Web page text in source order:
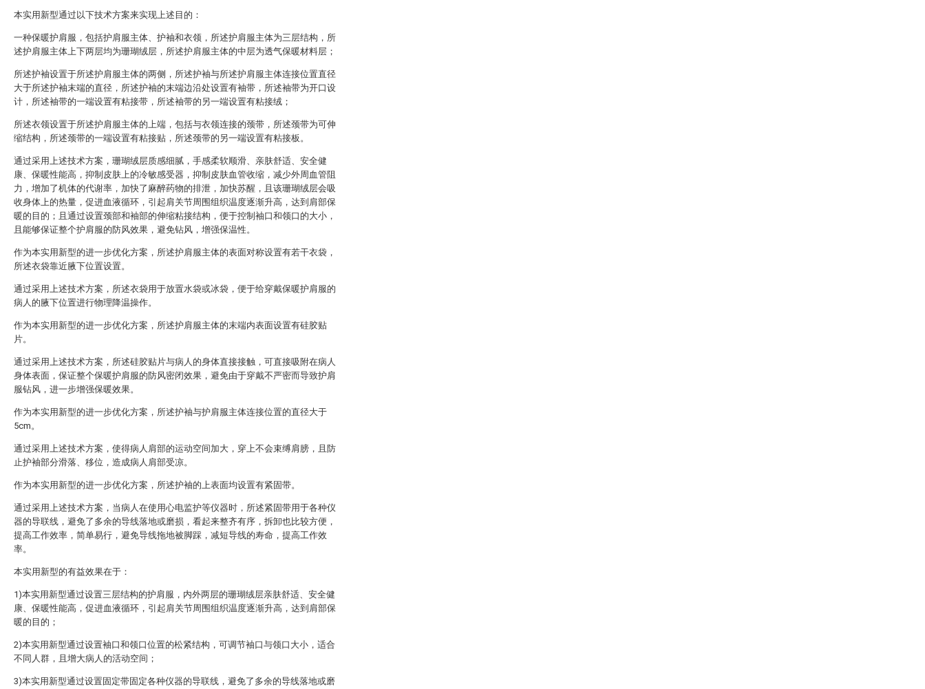
本实用新型通过以下技术方案来实现上述目的：
一种保暖护肩服，包括护肩服主体、护袖和衣领，所述护肩服主体为三层结构，所
述护肩服主体上下两层均为珊瑚绒层，所述护肩服主体的中层为透气保暖材料层；
所述护袖设置于所述护肩服主体的两侧，所述护袖与所述护肩服主体连接位置直径
大于所述护袖末端的直径，所述护袖的末端边沿处设置有袖带，所述袖带为开口设
计，所述袖带的一端设置有粘接带，所述袖带的另一端设置有粘接绒；
所述衣领设置于所述护肩服主体的上端，包括与衣领连接的颈带，所述颈带为可伸
缩结构，所述颈带的一端设置有粘接贴，所述颈带的另一端设置有粘接板。
通过采用上述技术方案，珊瑚绒层质感细腻，手感柔软顺滑、亲肤舒适、安全健
康、保暖性能高，抑制皮肤上的冷敏感受器，抑制皮肤血管收缩，减少外周血管阻
力，增加了机体的代谢率，加快了麻醉药物的排泄，加快苏醒，且该珊瑚绒层会吸
收身体上的热量，促进血液循环，引起肩关节周围组织温度逐渐升高，达到肩部保
暖的目的；且通过设置颈部和袖部的伸缩粘接结构，便于控制袖口和领口的大小，
且能够保证整个护肩服的防风效果，避免钻风，增强保温性。
作为本实用新型的进一步优化方案，所述护肩服主体的表面对称设置有若干衣袋，
所述衣袋靠近腋下位置设置。
通过采用上述技术方案，所述衣袋用于放置水袋或冰袋，便于给穿戴保暖护肩服的
病人的腋下位置进行物理降温操作。
作为本实用新型的进一步优化方案，所述护肩服主体的末端内表面设置有硅胶贴
片。
通过采用上述技术方案，所述硅胶贴片与病人的身体直接接触，可直接吸附在病人
身体表面，保证整个保暖护肩服的防风密闭效果，避免由于穿戴不严密而导致护肩
服钻风，进一步增强保暖效果。
作为本实用新型的进一步优化方案，所述护袖与护肩服主体连接位置的直径大于
5cm。
通过采用上述技术方案，使得病人肩部的运动空间加大，穿上不会束缚肩膀，且防
止护袖部分滑落、移位，造成病人肩部受凉。
作为本实用新型的进一步优化方案，所述护袖的上表面均设置有紧固带。
通过采用上述技术方案，当病人在使用心电监护等仪器时，所述紧固带用于各种仪
器的导联线，避免了多余的导线落地或磨损，看起来整齐有序，拆卸也比较方便，
提高工作效率，简单易行，避免导线拖地被脚踩，减短导线的寿命，提高工作效
率。
本实用新型的有益效果在于：
1)本实用新型通过设置三层结构的护肩服，内外两层的珊瑚绒层亲肤舒适、安全健
康、保暖性能高，促进血液循环，引起肩关节周围组织温度逐渐升高，达到肩部保
暖的目的；
2)本实用新型通过设置袖口和领口位置的松紧结构，可调节袖口与领口大小，适合
不同人群，且增大病人的活动空间；
3)本实用新型通过设置固定带固定各种仪器的导联线，避免了多余的导线落地或磨